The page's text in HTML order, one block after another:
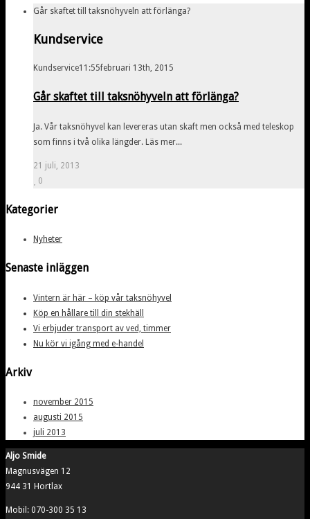
Går skaftet till taksnöhyveln att förlänga?
Kundservice
Kundservice11:55februari 13th, 2015
Går skaftet till taksnöhyveln att förlänga?
Ja. Vår taksnöhyvel kan levereras utan skaft men också med teleskop
som finns i två olika längder. Läs mer...
21 juli, 2013
0
Kategorier
Nyheter
Senaste inläggen
Vintern är här – köp vår taksnöhyvel
Köp en hållare till din stekhäll
Vi erbjuder transport av ved, timmer
Nu kör vi igång med e-handel
Arkiv
november 2015
augusti 2015
juli 2013
Aljo Smide
Magnusvägen 12
944 31 Hortlax
Mobil: 070-300 35 13